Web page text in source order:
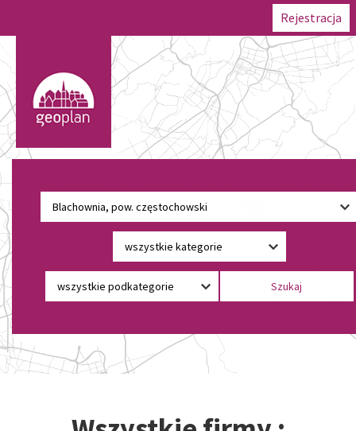
Rejestracja